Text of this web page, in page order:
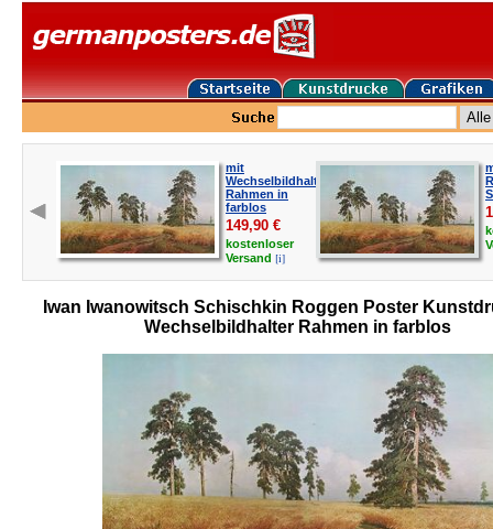
mit
Wechselbildhalter
Rahmen in
farblos
149,90 €
kostenloser
Versand [i]
Iwan Iwanowitsch Schischkin Roggen Poster
Wechselbildhalter Rahmen in farblos